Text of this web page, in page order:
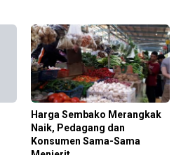
Harga Sembako Merangkak
Naik, Pedagang dan
Konsumen Sama-Sama